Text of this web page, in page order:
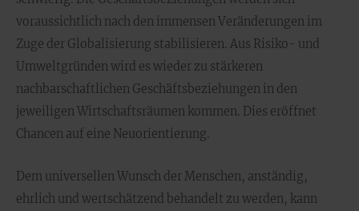
voraussichtlich nach den immensen Veränderungen im
Zuge der Globalisierung stabilisieren. Aus Risiko- und
Umweltgründen wird es wieder zu stärkeren
nachbarschaftlichen Geschäftsbeziehungen in den
jeweiligen Wirtschaftsräumen kommen. Dies eröffnet
Chancen auf eine Neuorientierung.
Dem universellen Wunsch der Menschen, anständig,
ehrlich und wertschätzend behandelt zu werden, kann